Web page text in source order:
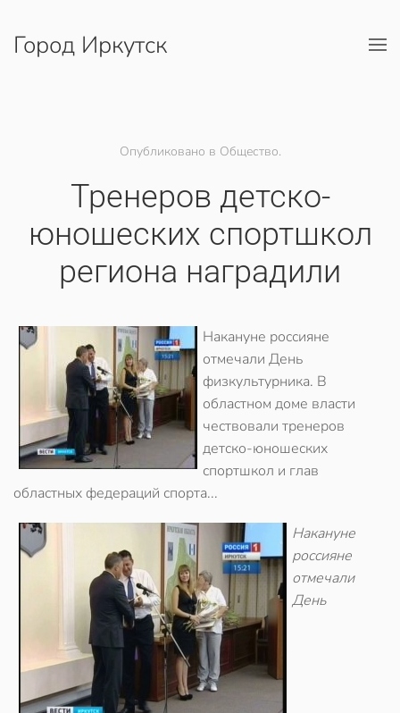
Перейти к содержимому
Город Иркутск
Опубликовано в Общество.
Тренеров детско-
юношеских спортшкол
региона наградили
Накануне россияне
отмечали День
физкультурника. В
областном доме власти
чествовали тренеров
детско-юношеских
спортшкол и глав
областных федераций спорта...
Накануне
россияне
отмечали
День